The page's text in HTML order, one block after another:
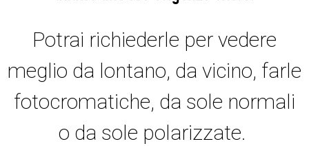
Potrai richiederle per vedere
meglio da lontano, da vicino, farle
fotocromatiche, da sole normali
o da sole polarizzate.